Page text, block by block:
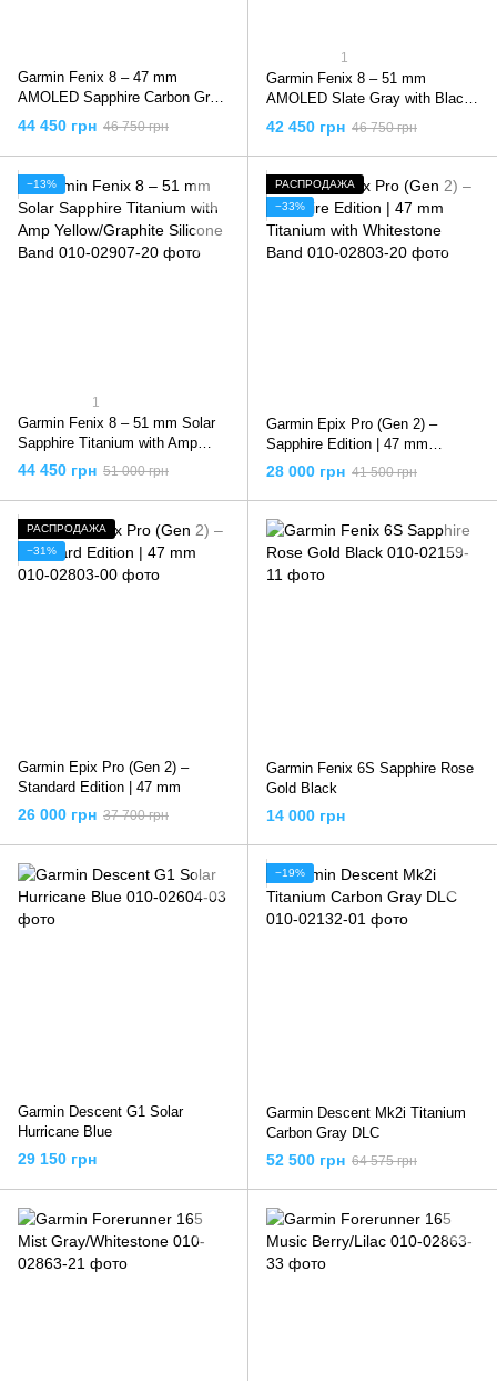
Garmin Fenix 8 – 47 mm
AMOLED Sapphire Carbon Gray
DLC Titanium with Black
44 450 грн 46 750 грн
1
Garmin Fenix 8 – 51 mm
AMOLED Slate Gray with Black
Silicone Band
42 450 грн 46 750 грн
−13%
1
Garmin Fenix 8 – 51 mm Solar
Sapphire Titanium with Amp
Yellow/Graphite Silicone Band
44 450 грн 51 000 грн
РАСПРОДАЖА
−33%
Garmin Epix Pro (Gen 2) –
Sapphire Edition | 47 mm
Titanium with Whitestone Band
28 000 грн 41 500 грн
РАСПРОДАЖА
−31%
Garmin Epix Pro (Gen 2) –
Standard Edition | 47 mm
26 000 грн 37 700 грн
Garmin Fenix 6S Sapphire Rose
Gold Black
14 000 грн
Garmin Descent G1 Solar
Hurricane Blue
29 150 грн
−19%
Garmin Descent Mk2i Titanium
Carbon Gray DLC
52 500 грн 64 575 грн